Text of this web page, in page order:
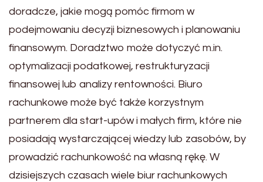
doradcze, jakie mogą pomóc firmom w
podejmowaniu decyzji biznesowych i planowaniu
finansowym. Doradztwo może dotyczyć m.in.
optymalizacji podatkowej, restrukturyzacji
finansowej lub analizy rentowności. Biuro
rachunkowe może być także korzystnym
partnerem dla start-upów i małych firm, które nie
posiadają wystarczającej wiedzy lub zasobów, by
prowadzić rachunkowość na własną rękę. W
dzisiejszych czasach wiele biur rachunkowych